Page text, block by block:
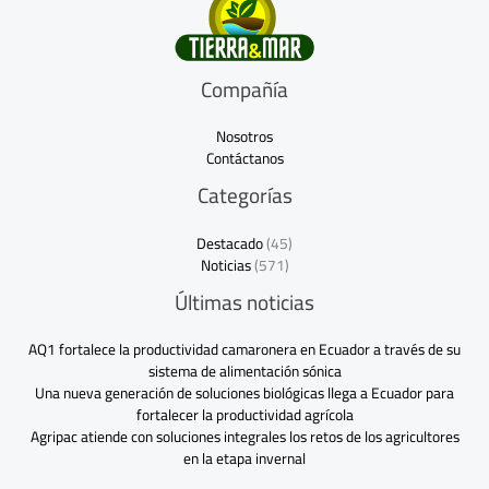
Compañía
Nosotros
Contáctanos
Categorías
Destacado(45)
Noticias(571)
Últimas noticias
AQ1 fortalece la productividad camaronera en Ecuador a través de su
sistema de alimentación sónica
Una nueva generación de soluciones biológicas llega a Ecuador para
fortalecer la productividad agrícola
Agripac atiende con soluciones integrales los retos de los agricultores
en la etapa invernal